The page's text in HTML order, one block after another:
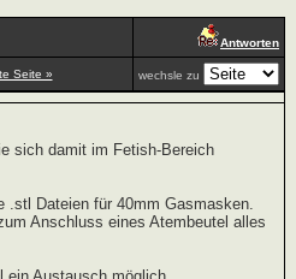
Antworten
Seite » wechsle zu
sich damit im Fetish-Bereich
.stl Dateien für 40mm Gasmasken.
Anschluss eines Atembeutel alles